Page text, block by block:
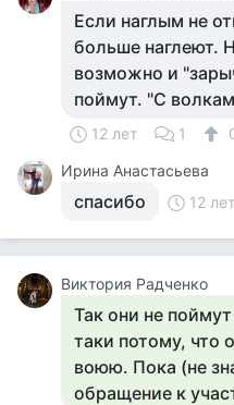
Если наглым не
больше наглеют.
возможно и
поймут. "С
12 лет 1
Ирина Анастасьева
спасибо 12 лет
Виктория Радченко
Так они не
таки потому, что
воюю. Пока (не
обращение к